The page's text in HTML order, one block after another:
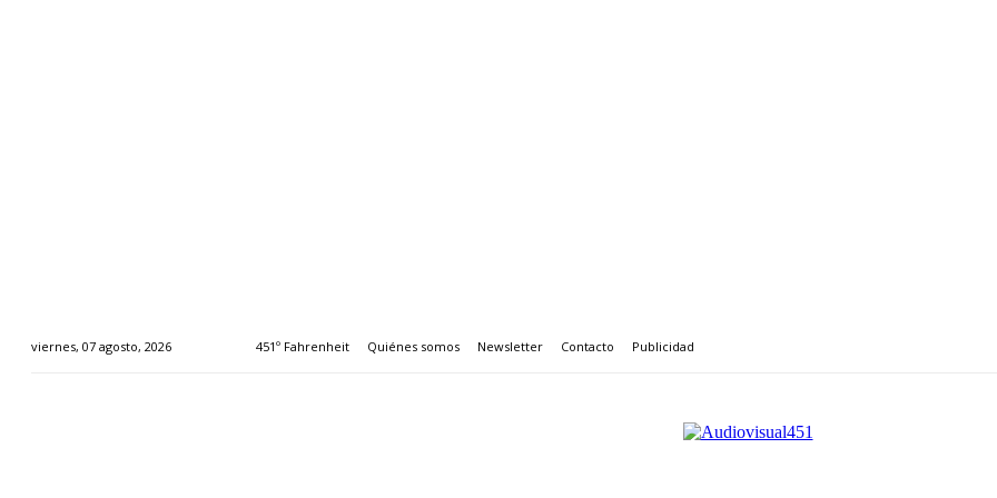
viernes, 07 agosto, 2026 451º Fahrenheit Quiénes somos Newsletter Contacto Publicidad